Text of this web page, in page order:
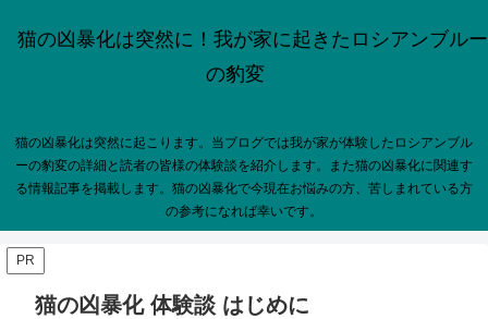
猫の凶暴化は突然に！我が家に起きたロシアンブルー
の豹変
猫の凶暴化は突然に起こります。当ブログでは我が家が体験したロシアンブル
ーの豹変の詳細と読者の皆様の体験談を紹介します。また猫の凶暴化に関連す
る情報記事を掲載します。猫の凶暴化で今現在お悩みの方、苦しまれている方
の参考になれば幸いです。
PR
猫の凶暴化 体験談 はじめに